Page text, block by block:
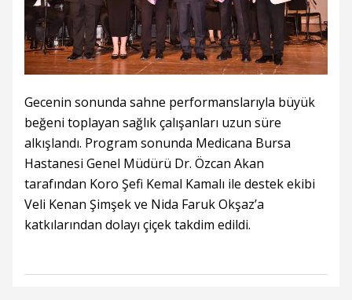
Gecenin sonunda sahne performanslarıyla büyük
beğeni toplayan sağlık çalışanları uzun süre
alkışlandı. Program sonunda Medicana Bursa
Hastanesi Genel Müdürü Dr. Özcan Akan
tarafından Koro Şefi Kemal Kamalı ile destek ekibi
Veli Kenan Şimşek ve Nida Faruk Okşaz’a
katkılarından dolayı çiçek takdim edildi.